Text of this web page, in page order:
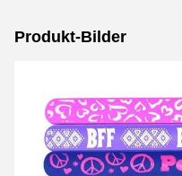
Produkt-Bilder